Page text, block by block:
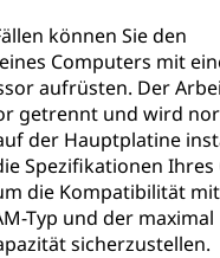
können Sie den
Computers mit
aufrüsten. Der
getrennt und wird
der Hauptplatine
Spezifikationen
die Kompatibilität
Typ und der maximal
sicherzustellen.